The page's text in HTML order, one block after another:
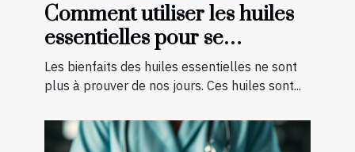
Comment utiliser les huiles
essentielles pour se
soigner ?
Les bienfaits des huiles essentielles ne sont
plus à prouver de nos jours. Ces huiles sont...